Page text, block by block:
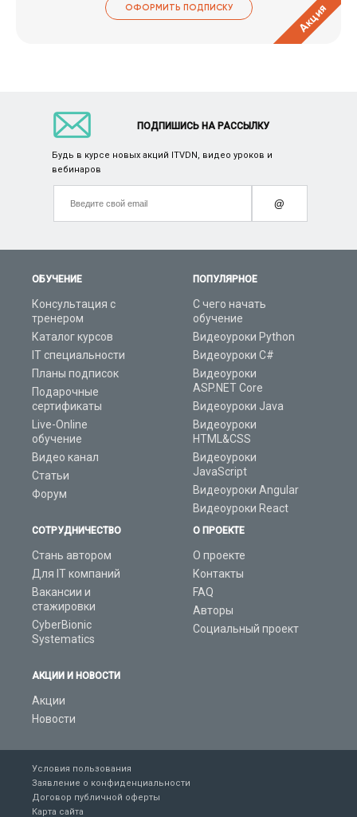
ОФОРМИТЬ ПОДПИСКУ Акция
ОБУЧЕНИЕ
Консультация с
тренером
Каталог курсов
IT специальности
Планы подписок
Подарочные
сертификаты
Live-Online
обучение
Видео канал
Статьи
Форум
ПОПУЛЯРНОЕ
С чего начать
обучение
Видеоуроки Python
Видеоуроки C#
Видеоуроки
ASP.NET Core
Видеоуроки Java
Видеоуроки
HTML&CSS
Видеоуроки
JavaScript
Видеоуроки Angular
Видеоуроки React
СОТРУДНИЧЕСТВО
Стань автором
Для IT компаний
Вакансии и
стажировки
CyberBionic
Systematics
АКЦИИ И НОВОСТИ
Акции
Новости
О ПРОЕКТЕ
О проекте
Контакты
FAQ
Авторы
Социальный проект
ПОДПИШИСЬ НА РАССЫЛКУ
Будь в курсе новых акций ITVDN, видео уроков и
вебинаров
@
Условия пользования
Заявление о конфиденциальности
Договор публичной оферты
Карта сайта